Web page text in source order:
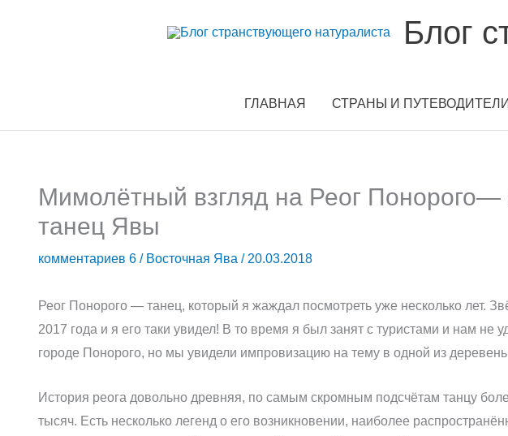
Блог
ГЛАВНАЯ СТРАНЫ И ПУТЕВОДИТЕЛИ
Мимолётный взгляд на Реог Понорого—
танец Явы
комментариев 6 / Восточная Ява / 20.03.2018
Реог Понорого — танец, который я жаждал посмотреть уже несколько лет.
2017 года и я его таки увидел! В то время я был занят с туристами и нам не
городе Понорого, но мы увидели импровизацию на тему в одной из
История реога довольно древняя, по самым скромным подсчётам танцу
тысяч. Есть несколько легенд о его возникновении, наиболее